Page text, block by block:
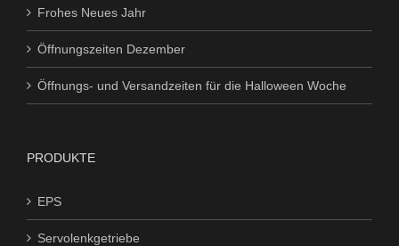
Frohes Neues Jahr
Öffnungszeiten Dezember
Öffnungs- und Versandzeiten für die Halloween Woche
PRODUKTE
EPS
Servolenkgetriebe